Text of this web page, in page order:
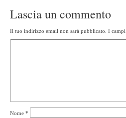
Lascia un commento
Il tuo indirizzo email non sarà pubblicato. I campi
Nome *